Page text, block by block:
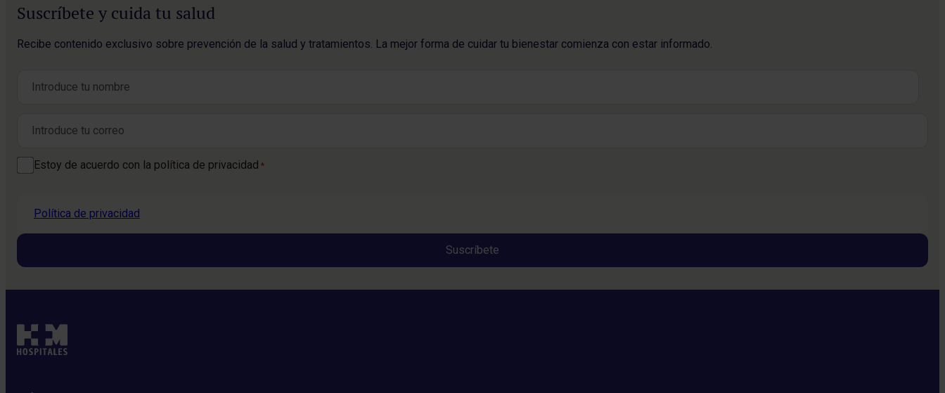
Suscríbete y cuida tu salud
Recibe contenido exclusivo sobre prevención de la salud y tratamientos. La mejor forma de cuidar tu bienestar comienza con estar informado.
Consentimiento *
Estoy de acuerdo con la política de privacidad *
Política de privacidad